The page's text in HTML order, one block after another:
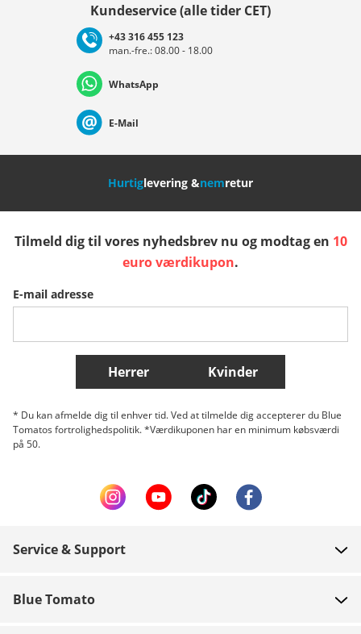
Deutschland Österreich
Nederland Italia (Italiano) Italien (Deutsch)
Slovenija
Belgique (Français) Danmark Norge
Flere lande
Kundeservice (alle tider CET)
+43 316 455 123
man.-fre.: 08.00 - 18.00
WhatsApp
E-Mail
Hurtiglevering &nemretur
Tilmeld dig til vores nyhedsbrev nu og modtag en 10
euro værdikupon.
E-mail adresse
Herrer Kvinder
* Du kan afmelde dig til enhver tid. Ved at tilmelde dig accepterer du Blue
Tomatos fortrolighedspolitik. *Værdikuponen har en minimum købsværdi
på 50.
Service & Support
Blue Tomato